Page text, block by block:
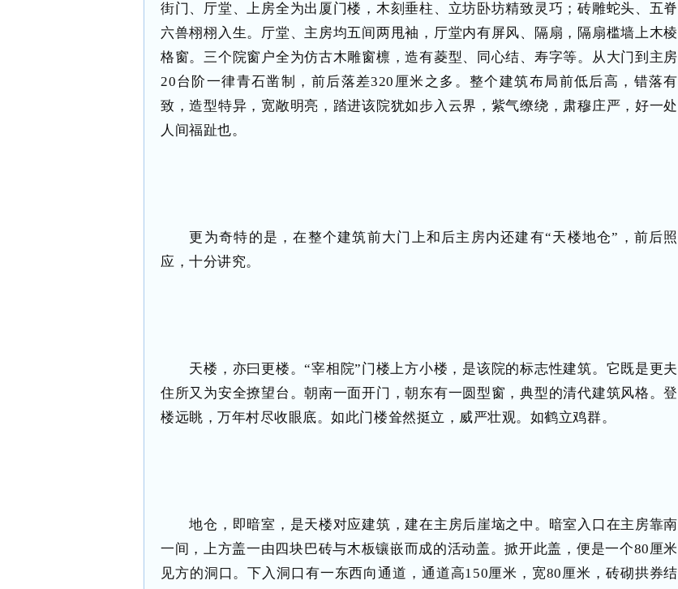
街门、厅堂、上房全为出厦门楼，木刻垂柱、立坊卧坊精致灵巧；砖雕蛇头、五脊
六兽栩栩入生。厅堂、主房均五间两甩袖，厅堂内有屏风、隔扇，隔扇槛墙上木棱
格窗。三个院窗户全为仿古木雕窗檩，造有菱型、同心结、寿字等。从大门到主房
20台阶一律青石凿制，前后落差320厘米之多。整个建筑布局前低后高，错落有
致，造型特异，宽敞明亮，踏进该院犹如步入云界，紫气缭绕，肃穆庄严，好一处
人间福趾也。
更为奇特的是，在整个建筑前大门上和后主房内还建有“天楼地仓”，前后照
应，十分讲究。
天楼，亦曰更楼。“宰相院”门楼上方小楼，是该院的标志性建筑。它既是更夫
住所又为安全撩望台。朝南一面开门，朝东有一圆型窗，典型的清代建筑风格。登
楼远眺，万年村尽收眼底。如此门楼耸然挺立，威严壮观。如鹤立鸡群。
地仓，即暗室，是天楼对应建筑，建在主房后崖垴之中。暗室入口在主房靠南
一间，上方盖一由四块巴砖与木板镶嵌而成的活动盖。掀开此盖，便是一个80厘米
见方的洞口。下入洞口有一东西向通道，通道高150厘米，宽80厘米，砖砌拱券结